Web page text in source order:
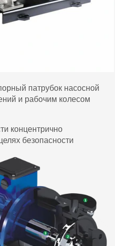
патрубок насосной
и рабочим колесом
концентрично
безопасности